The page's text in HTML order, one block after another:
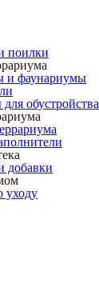
поилки
и фаунариумы
обустройства
добавки
уходу